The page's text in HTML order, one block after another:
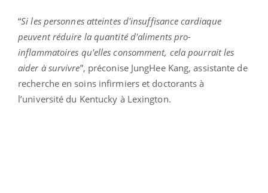
“Si les personnes atteintes d'insuffisance cardiaque
peuvent réduire la quantité d'aliments pro-
inflammatoires qu'elles consomment, cela pourrait les
aider à survivre”, préconise JungHee Kang, assistante de
recherche en soins infirmiers et doctorants à
l’université du Kentucky à Lexington.